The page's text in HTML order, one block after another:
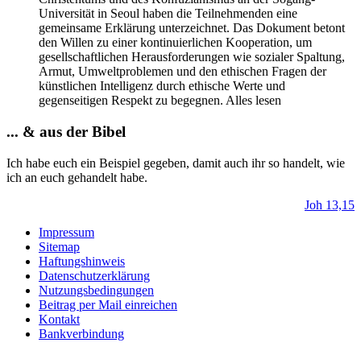
Universität in Seoul haben die Teilnehmenden eine
gemeinsame Erklärung unterzeichnet. Das Dokument betont
den Willen zu einer kontinuierlichen Kooperation, um
gesellschaftlichen Herausforderungen wie sozialer Spaltung,
Armut, Umweltproblemen und den ethischen Fragen der
künstlichen Intelligenz durch ethische Werte und
gegenseitigen Respekt zu begegnen. Alles lesen
... & aus der Bibel
Ich habe euch ein Beispiel gegeben, damit auch ihr so handelt, wie
ich an euch gehandelt habe.
Joh 13,15
Impressum
Sitemap
Haftungshinweis
Datenschutzerklärung
Nutzungsbedingungen
Beitrag per Mail einreichen
Kontakt
Bankverbindung